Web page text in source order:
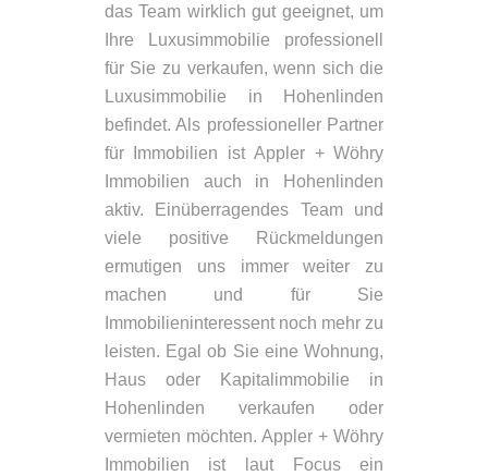
das Team wirklich gut geeignet, um
Ihre Luxusimmobilie professionell
für Sie zu verkaufen, wenn sich die
Luxusimmobilie in Hohenlinden
befindet. Als professioneller Partner
für Immobilien ist Appler + Wöhry
Immobilien auch in Hohenlinden
aktiv. Einüberragendes Team und
viele positive Rückmeldungen
ermutigen uns immer weiter zu
machen und für Sie
Immobilieninteressent noch mehr zu
leisten. Egal ob Sie eine Wohnung,
Haus oder Kapitalimmobilie in
Hohenlinden verkaufen oder
vermieten möchten. Appler + Wöhry
Immobilien ist laut Focus ein